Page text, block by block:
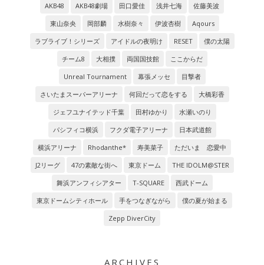
AKB48 AKB48劇場 田口愛佳 浅井七海
佐藤美波
東山奈央
岡部麟 水樹奈々 伊波杏樹
Aqours
ラブライブ！シリーズ
アイドルの夜明け RESET
僕の太陽
チーム8
大相撲 両国国技館
ここからだ
Unreal Tournament
幕張メッセ
目撃者
さいたまスーパーアリーナ
何回だって恋をする
大橋彩香
ジェフユナイテッド千葉
田村ゆかり
水瀬いのり
パシフィコ横浜
フクダ電子アリーナ
日本武道館
横浜アリーナ
Rhodanthe* 寿美菜子
ただいま 恋愛中
J2リーグ
47の素敵な街へ 東京ドーム
THE IDOLM@STER
舞浜アンフィシアター
T-SQUARE
西武ドーム
東京ドームシティホール
手をつなぎながら
僕の夏が始まる
Zepp DiverCity
ARCHIVES